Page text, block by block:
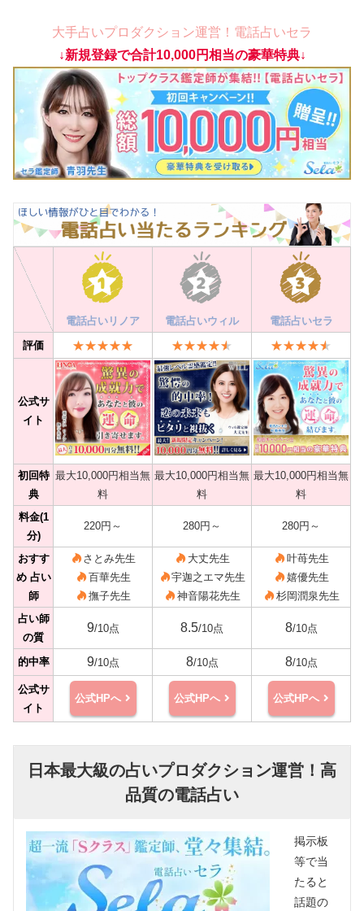
大手占いプロダクション運営！電話占いセラ
↓新規登録で合計10,000円相当の豪華特典↓
電話占いリノア 電話占いウィル
電話占いセラ
評価
公式サ
イト
初回特
典
最大10,000円相当無
料
最大10,000円相当無
料
最大10,000円相当無
料
料金(1
分)
220円～ 280円～ 280円～
おすす
め 占い
師
さとみ先生
百華先生
撫子先生
大丈先生
宇迦之エマ先生
神音陽花先生
叶苺先生
嬉優先生
杉岡潤泉先生
占い師
の質
9/10点 8.5/10点 8/10点
的中率 9/10点 8/10点 8/10点
公式サ
イト
公式HPへ 公式HPへ 公式HPへ
日本最大級の占いプロダクション運営！高
品質の電話占い
掲示板
等で当
たると
話題の